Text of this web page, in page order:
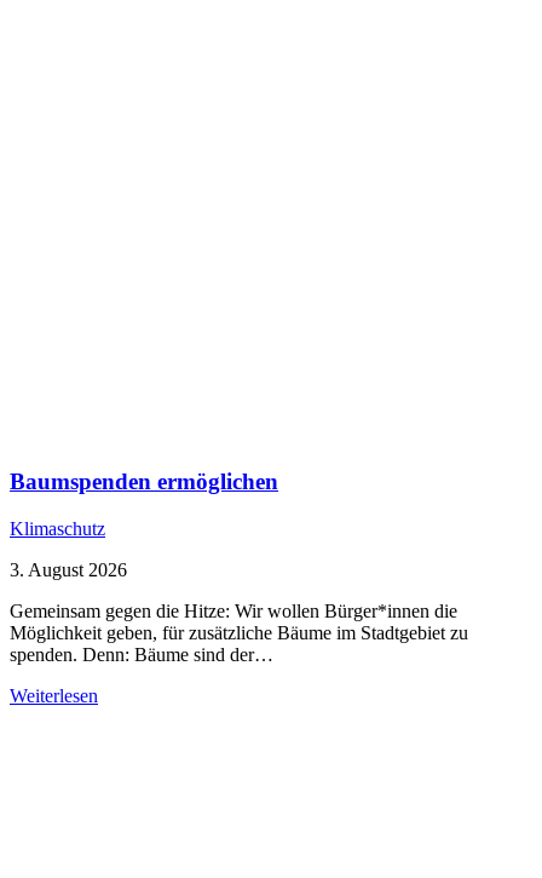
Baumspenden ermöglichen
Klimaschutz
3. August 2026
Gemeinsam gegen die Hitze: Wir wollen Bürger*innen die
Möglichkeit geben, für zusätzliche Bäume im Stadtgebiet zu
spenden. Denn: Bäume sind der…
Weiterlesen